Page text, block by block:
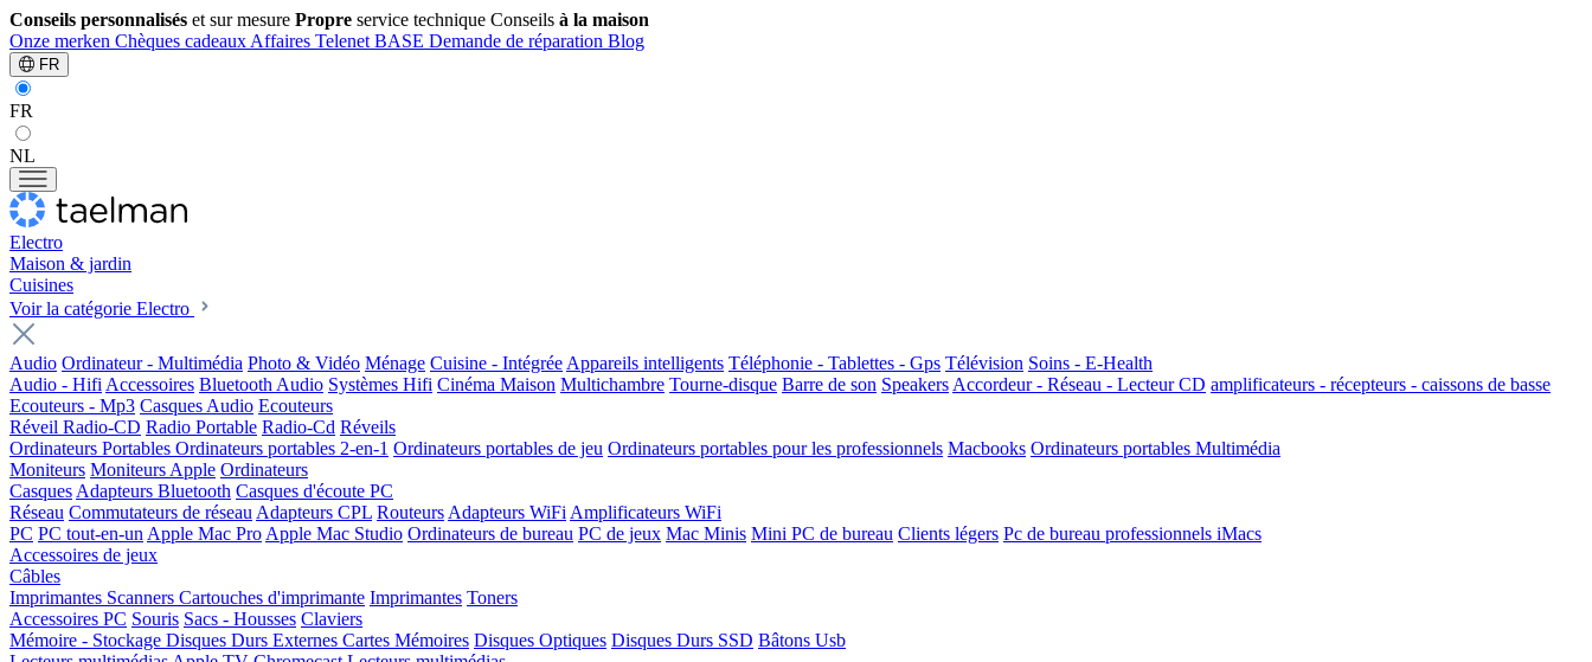
Conseils personnalisés et sur mesure Propre service technique Conseils à la maison
Onze merken Chèques cadeaux Affaires Telenet BASE Demande de réparation Blog
FR
FR
NL
Electro
Maison & jardin
Cuisines
Voir la catégorie Electro
Audio Ordinateur - Multimédia Photo & Vidéo Ménage Cuisine - Intégrée Appareils intelligents Téléphonie - Tablettes - Gps Télévision Soins - E-Health
Audio - Hifi Accessoires Bluetooth Audio Systèmes Hifi Cinéma Maison Multichambre Tourne-disque Barre de son Speakers Accordeur - Réseau - Lecteur CD amplificateurs - récepteurs - caissons de basse
Ecouteurs - Mp3 Casques Audio Ecouteurs
Réveil Radio-CD Radio Portable Radio-Cd Réveils
Ordinateurs Portables Ordinateurs portables 2-en-1 Ordinateurs portables de jeu Ordinateurs portables pour les professionnels Macbooks Ordinateurs portables Multimédia
Moniteurs Moniteurs Apple Ordinateurs
Casques Adapteurs Bluetooth Casques d'écoute PC
Réseau Commutateurs de réseau Adapteurs CPL Routeurs Adapteurs WiFi Amplificateurs WiFi
PC PC tout-en-un Apple Mac Pro Apple Mac Studio Ordinateurs de bureau PC de jeux Mac Minis Mini PC de bureau Clients légers Pc de bureau professionnels iMacs
Accessoires de jeux
Câbles
Imprimantes Scanners Cartouches d'imprimante Imprimantes Toners
Accessoires PC Souris Sacs - Housses Claviers
Mémoire - Stockage Disques Durs Externes Cartes Mémoires Disques Optiques Disques Durs SSD Bâtons Usb